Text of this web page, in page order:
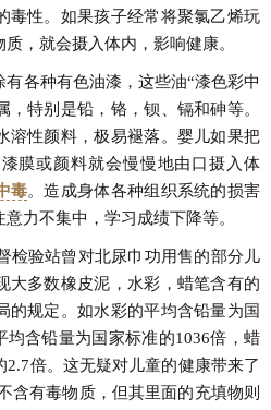
毒性。如果孩子经常将聚氯乙烯玩
，就会摄入体内，影响健康。
各种有色油漆，这些油“漆色彩中
特别是铅，铬，钡、镉和砷等。
溶性颜料，极易褪落。婴儿如果把
膜或颜料就会慢慢地由口摄入体
毒。造成身体各种组织系统的损害
力不集中，学习成绩下降等。
检验站曾对北尿巾功用售的部分儿
大多数橡皮泥，水彩，蜡笔含有的
的规定。如水彩的平均含铅量为国
均含铅量为国家标准的1036倍，蜡
倍。这无疑对儿童的健康带来了
含有毒物质，但其里面的充填物则